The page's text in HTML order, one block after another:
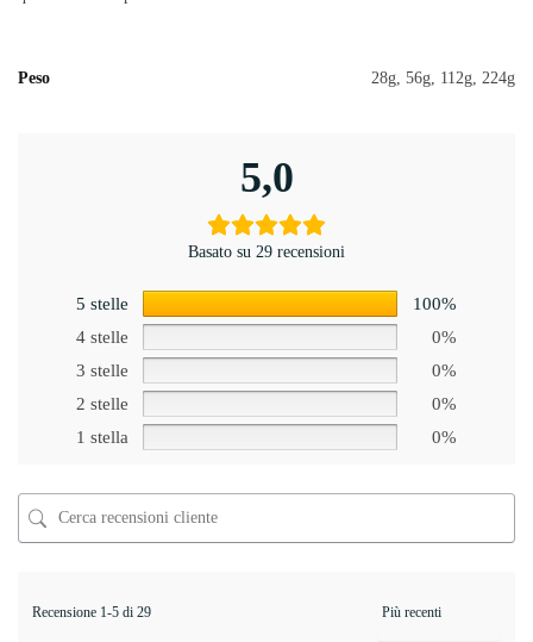
Peso 28g, 56g, 112g, 224g
5,0
Basato su 29 recensioni
5 stelle
100%
4 stelle
0%
3 stelle
0%
2 stelle
0%
1 stella
0%
Recensione 1-5 di 29